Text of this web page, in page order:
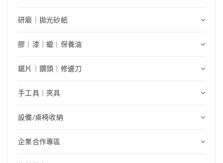
研磨｜拋光砂紙
膠｜漆｜蠟｜保養油
鋸片｜鑽頭｜修邊刀
手工具｜夾具
設備/桌椅收納
企業合作專區